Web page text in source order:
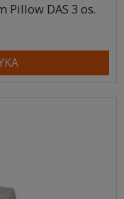
Pillow DAS 3 os.